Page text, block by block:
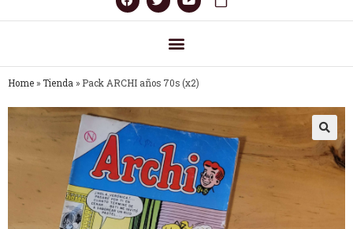
Home » Tienda » Pack ARCHI años 70s (x2)
🔍